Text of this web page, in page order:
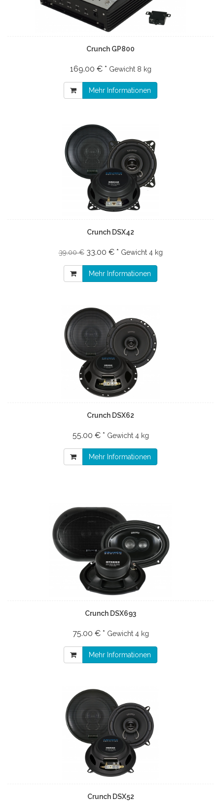
Crunch GP800
169.00 € * Gewicht 8 kg
Mehr Informationen
Crunch DSX42
39.00 € 33.00 € * Gewicht 4 kg
Mehr Informationen
Crunch DSX62
55.00 € * Gewicht 4 kg
Mehr Informationen
Crunch DSX693
75.00 € * Gewicht 4 kg
Mehr Informationen
Crunch DSX52